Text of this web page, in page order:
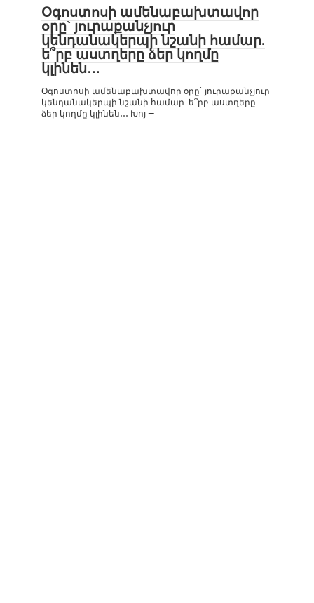
Օգոստոսի ամենաբախտավոր
օրը` յուրաքանչյուր
կենդանակերպի նշանի համար.
ե՞րբ աստղերը ձեր կողմը
կլինեն․․․
Օգոստոսի ամենաբախտավոր օրը` յուրաքանչյուր
կենդանակերպի նշանի համար. ե՞րբ աստղերը
ձեր կողմը կլինեն․․․ Խոյ —